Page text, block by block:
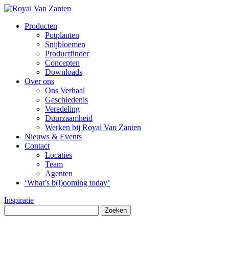
Producten
Potplanten
Snijbloemen
Productfinder
Concepten
Downloads
Over ons
Ons Verhaal
Geschiedenis
Veredeling
Duurzaamheid
Werken bij Royal Van Zanten
Nieuws & Events
Contact
Locaties
Team
Agenten
‘What’s b(l)ooming today’
Inspiratie